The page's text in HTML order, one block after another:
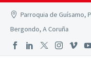
Parroquia de Guísamo,
Bergondo, A Coruña